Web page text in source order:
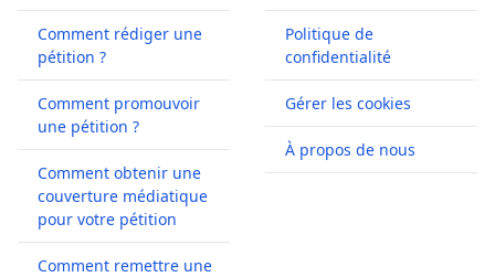
Comment rédiger une
pétition ?
Comment promouvoir
une pétition ?
Comment obtenir une
couverture médiatique
pour votre pétition
Comment remettre une
Politique de
confidentialité
Gérer les cookies
À propos de nous